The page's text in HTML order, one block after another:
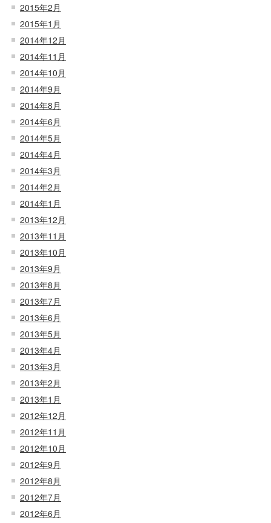
2015年2月
2015年1月
2014年12月
2014年11月
2014年10月
2014年9月
2014年8月
2014年6月
2014年5月
2014年4月
2014年3月
2014年2月
2014年1月
2013年12月
2013年11月
2013年10月
2013年9月
2013年8月
2013年7月
2013年6月
2013年5月
2013年4月
2013年3月
2013年2月
2013年1月
2012年12月
2012年11月
2012年10月
2012年9月
2012年8月
2012年7月
2012年6月